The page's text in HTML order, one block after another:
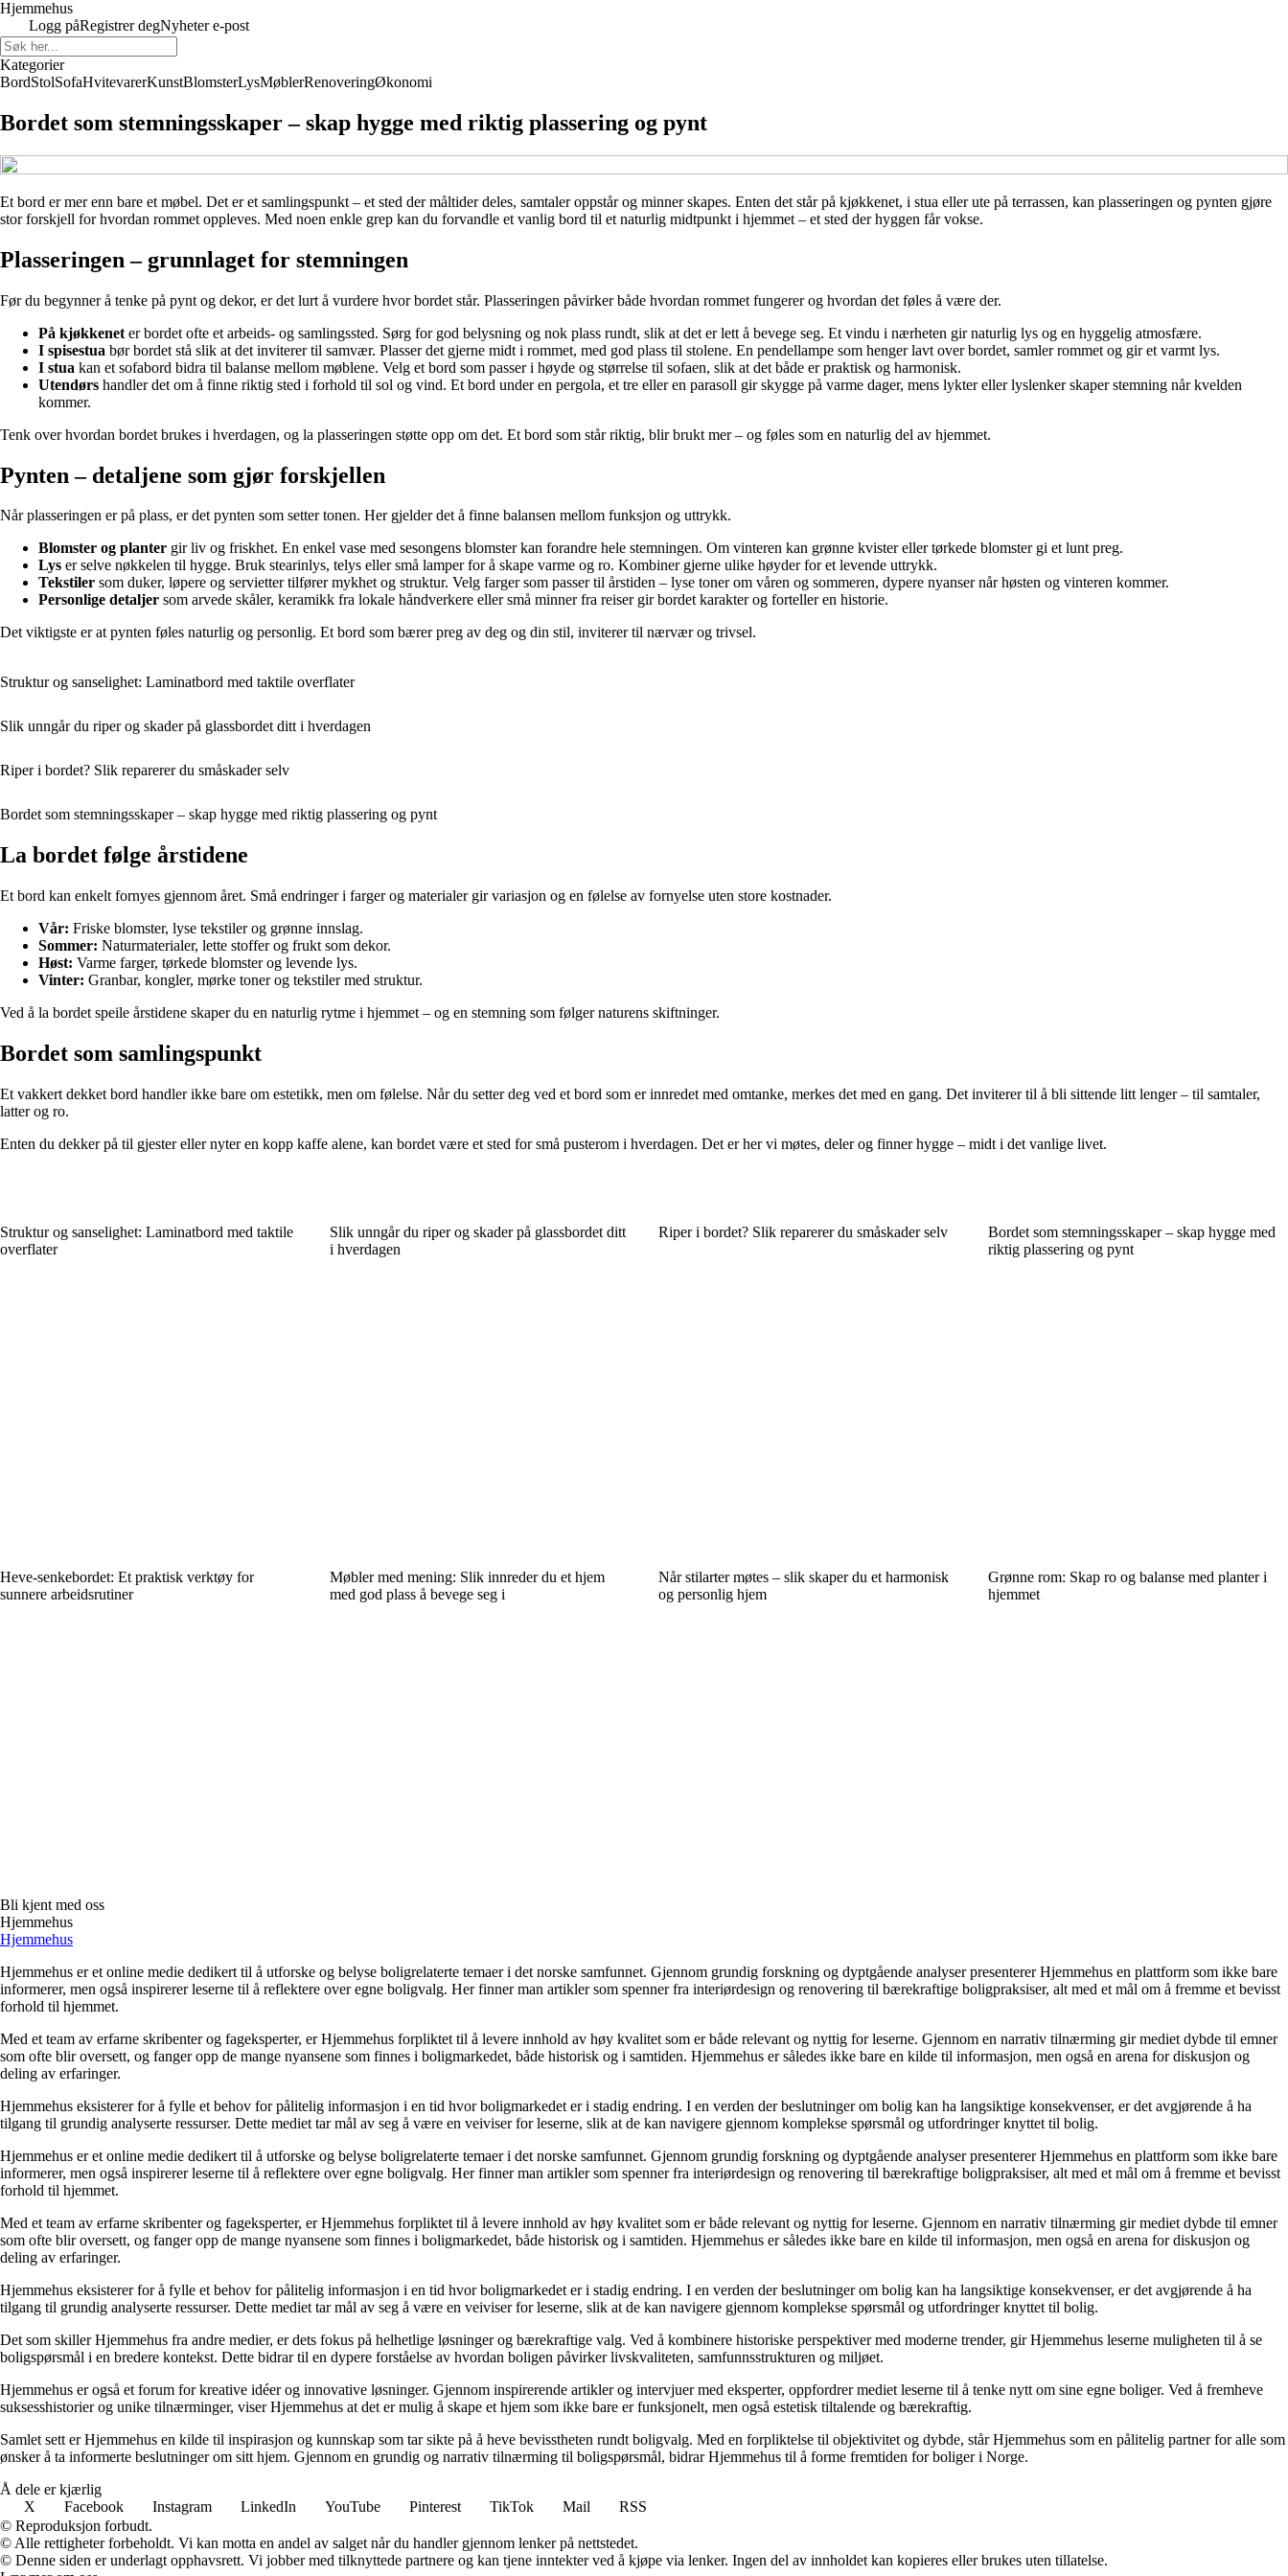
Hjemmehus
Logg påRegistrer degNyheter e-post
Kategorier
BordStolSofaHvitevarerKunstBlomsterLysMøblerRenoveringØkonomi
Bordet som stemningsskaper – skap hygge med riktig plassering og pynt
Et bord er mer enn bare et møbel. Det er et samlingspunkt – et sted der måltider deles, samtaler oppstår og minner skapes. Enten det står på kjøkkenet, i stua eller ute på terrassen, kan plasseringen og pynten gjøre
stor forskjell for hvordan rommet oppleves. Med noen enkle grep kan du forvandle et vanlig bord til et naturlig midtpunkt i hjemmet – et sted der hyggen får vokse.
Plasseringen – grunnlaget for stemningen
Før du begynner å tenke på pynt og dekor, er det lurt å vurdere hvor bordet står. Plasseringen påvirker både hvordan rommet fungerer og hvordan det føles å være der.
På kjøkkenet er bordet ofte et arbeids- og samlingssted. Sørg for god belysning og nok plass rundt, slik at det er lett å bevege seg. Et vindu i nærheten gir naturlig lys og en hyggelig atmosfære.
I spisestua bør bordet stå slik at det inviterer til samvær. Plasser det gjerne midt i rommet, med god plass til stolene. En pendellampe som henger lavt over bordet, samler rommet og gir et varmt lys.
I stua kan et sofabord bidra til balanse mellom møblene. Velg et bord som passer i høyde og størrelse til sofaen, slik at det både er praktisk og harmonisk.
Utendørs handler det om å finne riktig sted i forhold til sol og vind. Et bord under en pergola, et tre eller en parasoll gir skygge på varme dager, mens lykter eller lyslenker skaper stemning når kvelden
kommer.
Tenk over hvordan bordet brukes i hverdagen, og la plasseringen støtte opp om det. Et bord som står riktig, blir brukt mer – og føles som en naturlig del av hjemmet.
Pynten – detaljene som gjør forskjellen
Når plasseringen er på plass, er det pynten som setter tonen. Her gjelder det å finne balansen mellom funksjon og uttrykk.
Blomster og planter gir liv og friskhet. En enkel vase med sesongens blomster kan forandre hele stemningen. Om vinteren kan grønne kvister eller tørkede blomster gi et lunt preg.
Lys er selve nøkkelen til hygge. Bruk stearinlys, telys eller små lamper for å skape varme og ro. Kombiner gjerne ulike høyder for et levende uttrykk.
Tekstiler som duker, løpere og servietter tilfører mykhet og struktur. Velg farger som passer til årstiden – lyse toner om våren og sommeren, dypere nyanser når høsten og vinteren kommer.
Personlige detaljer som arvede skåler, keramikk fra lokale håndverkere eller små minner fra reiser gir bordet karakter og forteller en historie.
Det viktigste er at pynten føles naturlig og personlig. Et bord som bærer preg av deg og din stil, inviterer til nærvær og trivsel.
Struktur og sanselighet: Laminatbord med taktile overflater
Slik unngår du riper og skader på glassbordet ditt i hverdagen
Riper i bordet? Slik reparerer du småskader selv
Bordet som stemningsskaper – skap hygge med riktig plassering og pynt
La bordet følge årstidene
Et bord kan enkelt fornyes gjennom året. Små endringer i farger og materialer gir variasjon og en følelse av fornyelse uten store kostnader.
Vår: Friske blomster, lyse tekstiler og grønne innslag.
Sommer: Naturmaterialer, lette stoffer og frukt som dekor.
Høst: Varme farger, tørkede blomster og levende lys.
Vinter: Granbar, kongler, mørke toner og tekstiler med struktur.
Ved å la bordet speile årstidene skaper du en naturlig rytme i hjemmet – og en stemning som følger naturens skiftninger.
Bordet som samlingspunkt
Et vakkert dekket bord handler ikke bare om estetikk, men om følelse. Når du setter deg ved et bord som er innredet med omtanke, merkes det med en gang. Det inviterer til å bli sittende litt lenger – til samtaler,
latter og ro.
Enten du dekker på til gjester eller nyter en kopp kaffe alene, kan bordet være et sted for små pusterom i hverdagen. Det er her vi møtes, deler og finner hygge – midt i det vanlige livet.
Struktur og sanselighet: Laminatbord med taktile
overflater
Slik unngår du riper og skader på glassbordet ditt
i hverdagen
Riper i bordet? Slik reparerer du småskader selv
Bordet som stemningsskaper – skap hygge med
riktig plassering og pynt
Heve-senkebordet: Et praktisk verktøy for
sunnere arbeidsrutiner
Møbler med mening: Slik innreder du et hjem
med god plass å bevege seg i
Når stilarter møtes – slik skaper du et harmonisk
og personlig hjem
Grønne rom: Skap ro og balanse med planter i
hjemmet
Bli kjent med oss
Hjemmehus
Hjemmehus
Hjemmehus er et online medie dedikert til å utforske og belyse boligrelaterte temaer i det norske samfunnet. Gjennom grundig forskning og dyptgående analyser presenterer Hjemmehus en plattform som ikke bare
informerer, men også inspirerer leserne til å reflektere over egne boligvalg. Her finner man artikler som spenner fra interiørdesign og renovering til bærekraftige boligpraksiser, alt med et mål om å fremme et bevisst
forhold til hjemmet.
Med et team av erfarne skribenter og fageksperter, er Hjemmehus forpliktet til å levere innhold av høy kvalitet som er både relevant og nyttig for leserne. Gjennom en narrativ tilnærming gir mediet dybde til emner
som ofte blir oversett, og fanger opp de mange nyansene som finnes i boligmarkedet, både historisk og i samtiden. Hjemmehus er således ikke bare en kilde til informasjon, men også en arena for diskusjon og
deling av erfaringer.
Hjemmehus eksisterer for å fylle et behov for pålitelig informasjon i en tid hvor boligmarkedet er i stadig endring. I en verden der beslutninger om bolig kan ha langsiktige konsekvenser, er det avgjørende å ha
tilgang til grundig analyserte ressurser. Dette mediet tar mål av seg å være en veiviser for leserne, slik at de kan navigere gjennom komplekse spørsmål og utfordringer knyttet til bolig.
Hjemmehus er et online medie dedikert til å utforske og belyse boligrelaterte temaer i det norske samfunnet. Gjennom grundig forskning og dyptgående analyser presenterer Hjemmehus en plattform som ikke bare
informerer, men også inspirerer leserne til å reflektere over egne boligvalg. Her finner man artikler som spenner fra interiørdesign og renovering til bærekraftige boligpraksiser, alt med et mål om å fremme et bevisst
forhold til hjemmet.
Med et team av erfarne skribenter og fageksperter, er Hjemmehus forpliktet til å levere innhold av høy kvalitet som er både relevant og nyttig for leserne. Gjennom en narrativ tilnærming gir mediet dybde til emner
som ofte blir oversett, og fanger opp de mange nyansene som finnes i boligmarkedet, både historisk og i samtiden. Hjemmehus er således ikke bare en kilde til informasjon, men også en arena for diskusjon og
deling av erfaringer.
Hjemmehus eksisterer for å fylle et behov for pålitelig informasjon i en tid hvor boligmarkedet er i stadig endring. I en verden der beslutninger om bolig kan ha langsiktige konsekvenser, er det avgjørende å ha
tilgang til grundig analyserte ressurser. Dette mediet tar mål av seg å være en veiviser for leserne, slik at de kan navigere gjennom komplekse spørsmål og utfordringer knyttet til bolig.
Det som skiller Hjemmehus fra andre medier, er dets fokus på helhetlige løsninger og bærekraftige valg. Ved å kombinere historiske perspektiver med moderne trender, gir Hjemmehus leserne muligheten til å se
boligspørsmål i en bredere kontekst. Dette bidrar til en dypere forståelse av hvordan boligen påvirker livskvaliteten, samfunnsstrukturen og miljøet.
Hjemmehus er også et forum for kreative idéer og innovative løsninger. Gjennom inspirerende artikler og intervjuer med eksperter, oppfordrer mediet leserne til å tenke nytt om sine egne boliger. Ved å fremheve
suksesshistorier og unike tilnærminger, viser Hjemmehus at det er mulig å skape et hjem som ikke bare er funksjonelt, men også estetisk tiltalende og bærekraftig.
Samlet sett er Hjemmehus en kilde til inspirasjon og kunnskap som tar sikte på å heve bevisstheten rundt boligvalg. Med en forpliktelse til objektivitet og dybde, står Hjemmehus som en pålitelig partner for alle som
ønsker å ta informerte beslutninger om sitt hjem. Gjennom en grundig og narrativ tilnærming til boligspørsmål, bidrar Hjemmehus til å forme fremtiden for boliger i Norge.
Å dele er kjærlig
X
Facebook Instagram LinkedIn YouTube Pinterest TikTok Mail
RSS
© Reproduksjon forbudt.
© Alle rettigheter forbeholdt. Vi kan motta en andel av salget når du handler gjennom lenker på nettstedet.
© Denne siden er underlagt opphavsrett. Vi jobber med tilknyttede partnere og kan tjene inntekter ved å kjøpe via lenker. Ingen del av innholdet kan kopieres eller brukes uten tillatelse.